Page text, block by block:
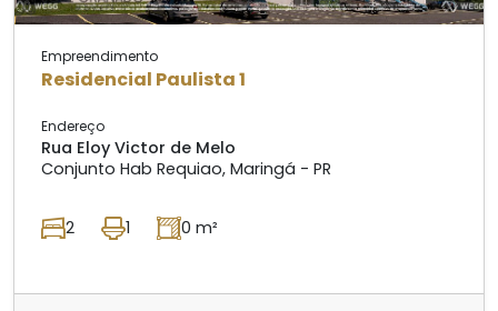
Empreendimento
Residencial Paulista 1
Endereço
Rua Eloy Victor de Melo
Conjunto Hab Requiao, Maringá - PR
2 1 0 m²